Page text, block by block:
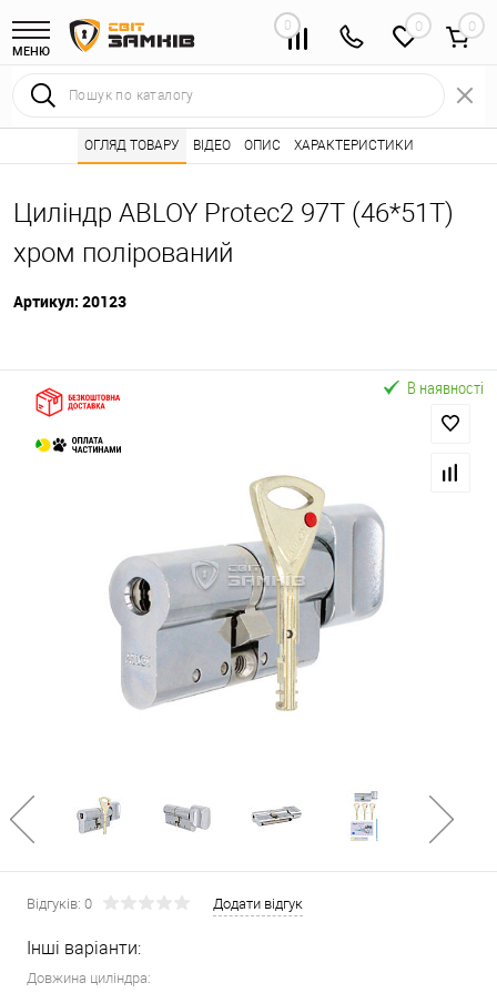
МЕНЮ
0 0
Інтернет магазин замків • Каталог товарів ⭐ • Серцевини
Циліндр ABLOY Protec2 97T (46*51T)
хром полірований
Артикул: 20123
ОГЛЯД ТОВАРУ ВІДЕО ОПИС ХАРАКТЕРИСТИКИ
Відгуків: 0 Додати відгук
Інші варіанти:
Довжина циліндра:
В наявності